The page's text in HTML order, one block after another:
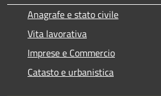
Anagrafe e stato civile
Vita lavorativa
Imprese e Commercio
Catasto e urbanistica